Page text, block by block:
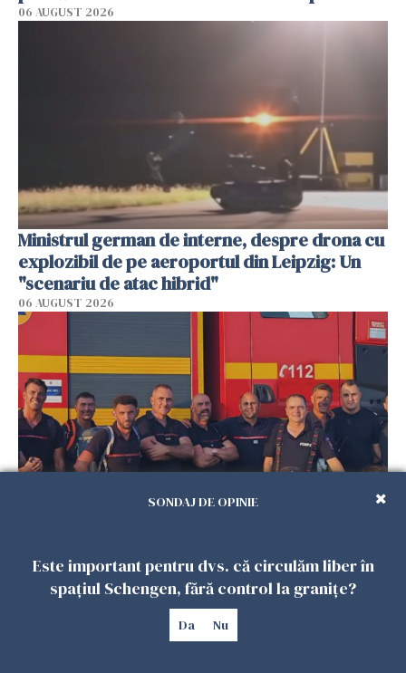
06 AUGUST 2026
Ministrul german de interne, despre drona cu
explozibil de pe aeroportul din Leipzig: Un
"scenariu de atac hibrid"
06 AUGUST 2026
06 AUGUST 2026
SONDAJ DE OPINIE
Este important pentru dvs. că circulăm liber în
spațiul Schengen, fără control la granițe?
Da Nu